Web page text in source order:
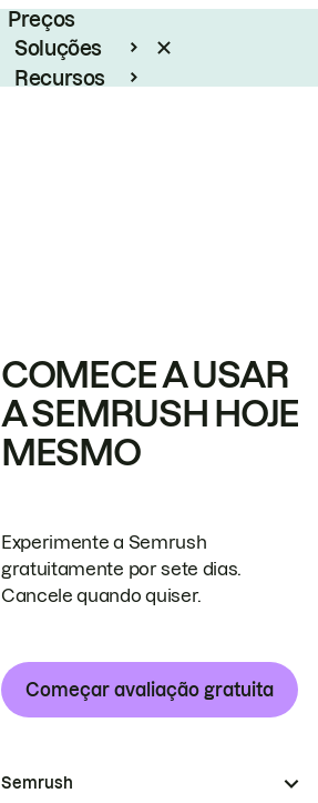
Preços
Soluções
Recursos
COMECE A USAR
A SEMRUSH HOJE
MESMO
Experimente a Semrush
gratuitamente por sete dias.
Cancele quando quiser.
Começar avaliação gratuita
Semrush